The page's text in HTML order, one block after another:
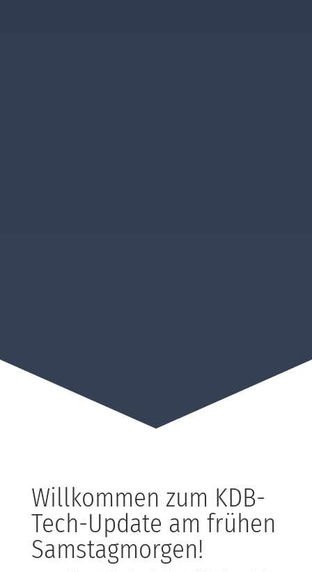
Willkommen zum KDB-
Tech-Update am frühen
Samstagmorgen!